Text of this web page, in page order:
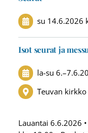
su 14.6.2026
Isot seurat ja
la-su 6.–
Teuvan
Lauantai 6.6.2026